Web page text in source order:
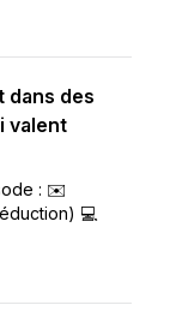
dans des
valent
: ✉️
💻